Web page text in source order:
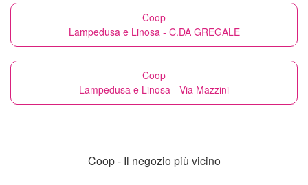
Coop
Lampedusa e Linosa - C.DA GREGALE
Coop
Lampedusa e Linosa - Via Mazzini
Coop - Il negozio più vicino